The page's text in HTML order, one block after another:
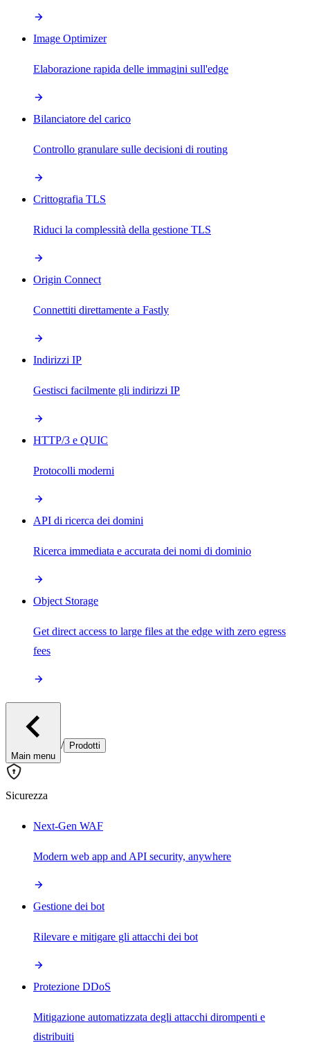
Image Optimizer
Elaborazione rapida delle immagini sull'edge
Bilanciatore del carico
Controllo granulare sulle decisioni di routing
Crittografia TLS
Riduci la complessità della gestione TLS
Origin Connect
Connettiti direttamente a Fastly
Indirizzi IP
Gestisci facilmente gli indirizzi IP
HTTP/3 e QUIC
Protocolli moderni
API di ricerca dei domini
Ricerca immediata e accurata dei nomi di dominio
Object Storage
Get direct access to large files at the edge with zero egress
fees
Main menu
/ Prodotti
Sicurezza
Next-Gen WAF
Modern web app and API security, anywhere
Gestione dei bot
Rilevare e mitigare gli attacchi dei bot
Protezione DDoS
Mitigazione automatizzata degli attacchi dirompenti e
distribuiti